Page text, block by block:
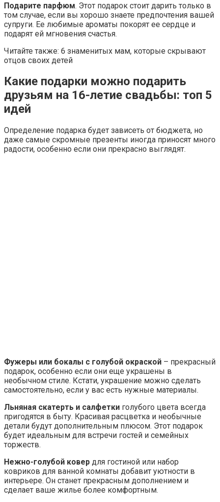
Подарите парфюм. Этот подарок стоит дарить только в
том случае, если вы хорошо знаете предпочтения вашей
супруги. Ее любимые ароматы покорят ее сердце и
подарят ей мгновения счастья.
Читайте также: 6 знаменитых мам, которые скрывают
отцов своих детей
Какие подарки можно подарить
друзьям на 16-летие свадьбы: топ 5
идей
Определение подарка будет зависеть от бюджета, но
даже самые скромные презенты иногда приносят много
радости, особенно если они прекрасно выглядят.
Фужеры или бокалы с голубой окраской – прекрасный
подарок, особенно если они еще украшены в
необычном стиле. Кстати, украшение можно сделать
самостоятельно, если у вас есть нужные материалы.
Льняная скатерть и салфетки голубого цвета всегда
пригодятся в быту. Красивая расцветка и необычные
детали будут дополнительным плюсом. Этот подарок
будет идеальным для встречи гостей и семейных
торжеств.
Нежно-голубой ковер для гостиной или набор
ковриков для ванной комнаты добавит уютности в
интерьере. Он станет прекрасным дополнением и
сделает ваше жилье более комфортным.